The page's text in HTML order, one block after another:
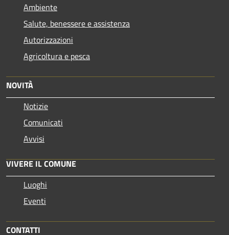
Ambiente
Salute, benessere e assistenza
Autorizzazioni
Agricoltura e pesca
NOVITÀ
Notizie
Comunicati
Avvisi
VIVERE IL COMUNE
Luoghi
Eventi
CONTATTI